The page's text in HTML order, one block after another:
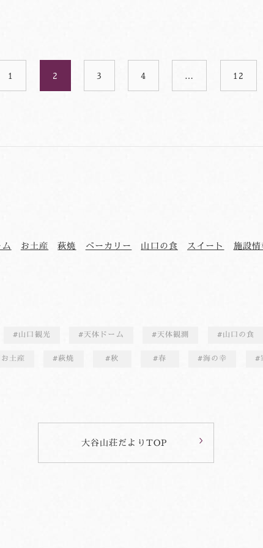
1 2 3 4 … 12
お土産 萩焼 ベーカリー 山口の食 スイート 施設
山口観光 天体ドーム 天体観測 山口の食
土産 萩焼 秋 春 海の幸
大谷山荘だよりTOP